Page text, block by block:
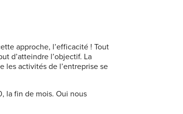
approche, l’efficacité ! Tout
d’atteindre l’objectif. La
les activités de l’entreprise se
la fin de mois. Oui nous